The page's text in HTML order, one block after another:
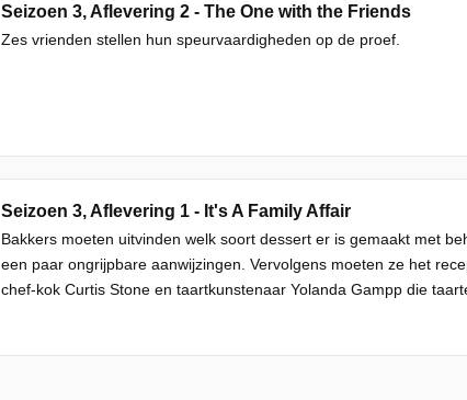
Seizoen 3, Aflevering 2 - The One with the Friends
Zes vrienden stellen hun speurvaardigheden op de proef.
Seizoen 3, Aflevering 1 - It's A Family Affair
Bakkers moeten uitvinden welk soort dessert er is gemaakt met
een paar ongrijpbare aanwijzingen. Vervolgens moeten ze het
chef-kok Curtis Stone en taartkunstenaar Yolanda Gampp die